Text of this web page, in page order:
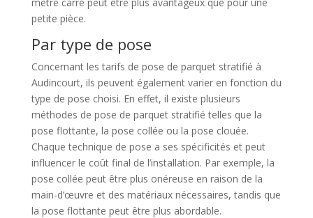
petite pièce.
Par type de pose
Concernant les tarifs de pose de parquet stratifié à
Audincourt, ils peuvent également varier en fonction du
type de pose choisi. En effet, il existe plusieurs
méthodes de pose de parquet stratifié telles que la
pose flottante, la pose collée ou la pose clouée.
Chaque technique de pose a ses spécificités et peut
influencer le coût final de l’installation. Par exemple, la
pose collée peut être plus onéreuse en raison de la
main-d’œuvre et des matériaux nécessaires, tandis que
la pose flottante peut être plus abordable.